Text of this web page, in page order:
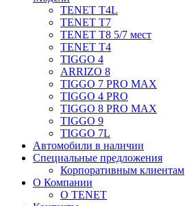
TENET T4L
TENET T7
TENET T8 5/7 мест
TENET T4
TIGGO 4
ARRIZO 8
TIGGO 7 PRO MAX
TIGGO 4 PRO
TIGGO 8 PRO MAX
TIGGO 9
TIGGO 7L
Автомобили в наличии
Специальные предложения
Корпоративным клиентам
О Компании
О TENET